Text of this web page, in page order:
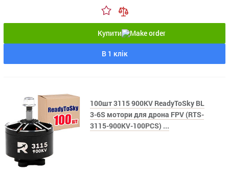
Купити
В 1 клік
100шт 3115 900KV ReadyToSky BL
3-6S мотори для дрона FPV (RTS-
3115-900KV-100PCS) ...